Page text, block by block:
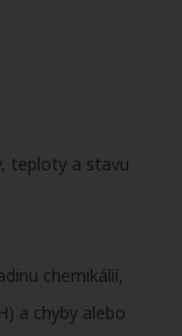
teploty a stavu
chemikálií,
a chyby alebo